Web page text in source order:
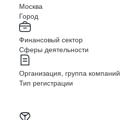
Москва
Город
Финансовый сектор
Сферы деятельности
Организация, группа компаний
Тип регистрации